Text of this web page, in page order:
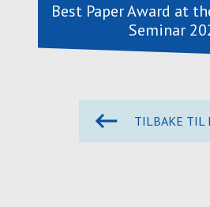
Best Paper Award at
Seminar
TILBAKE TIL